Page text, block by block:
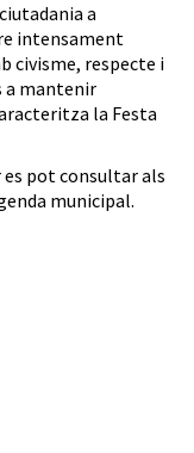
a
intensament
civisme, respecte i
mantenir
la Festa
pot consultar als
municipal.